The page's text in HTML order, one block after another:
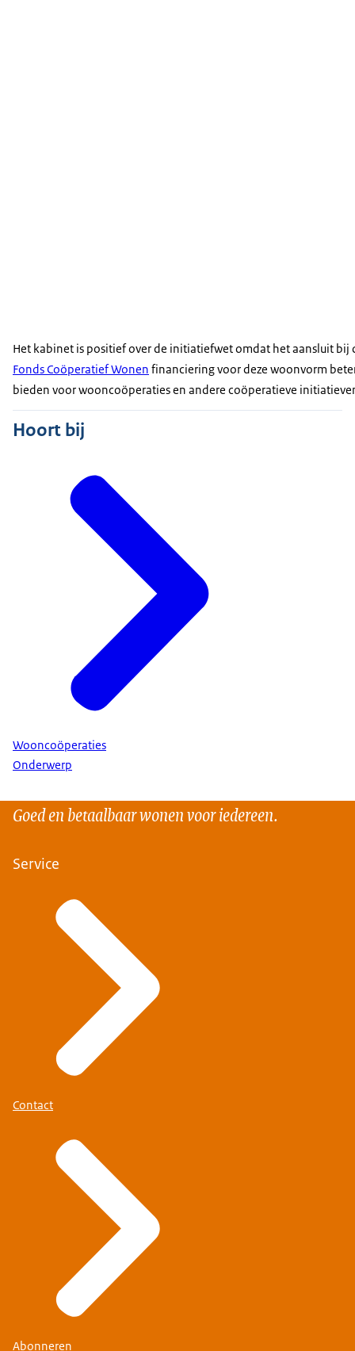
Het kabinet is positief over de initiatiefwet omdat het aansluit
Fonds Coöperatief Wonen financiering voor deze woonvorm
bieden voor wooncoöperaties en andere coöperatieve
Hoort bij
Wooncoöperaties
Onderwerp
Goed en betaalbaar wonen voor iedereen.
Service
Contact
Abonneren